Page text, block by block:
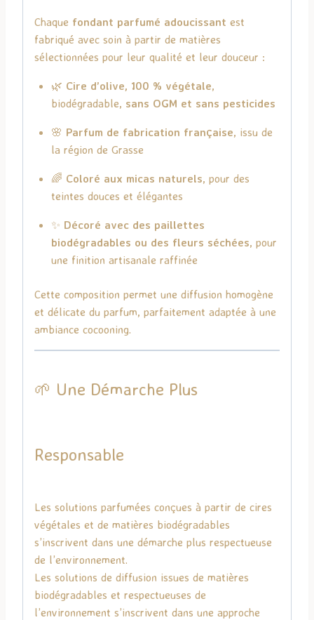
Chaque fondant parfumé adoucissant est
fabriqué avec soin à partir de matières
sélectionnées pour leur qualité et leur douceur :
🌿 Cire d’olive, 100 % végétale,
biodégradable, sans OGM et sans pesticides
🌸 Parfum de fabrication française, issu de
la région de Grasse
🌈 Coloré aux micas naturels, pour des
teintes douces et élégantes
✨ Décoré avec des paillettes
biodégradables ou des fleurs séchées, pour
une finition artisanale raffinée
Cette composition permet une diffusion homogène
et délicate du parfum, parfaitement adaptée à une
ambiance cocooning.
🌱 Une Démarche Plus
Responsable
Les solutions parfumées conçues à partir de cires
végétales et de matières biodégradables
s’inscrivent dans une démarche plus respectueuse
de l’environnement.
Les solutions de diffusion issues de matières
biodégradables et respectueuses de
l’environnement s’inscrivent dans une approche